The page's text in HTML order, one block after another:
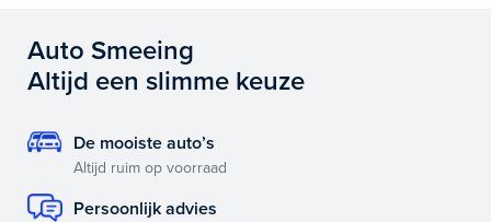
Auto Smeeing
Altijd een slimme keuze
De mooiste auto’s
Altijd ruim op voorraad
Persoonlijk advies